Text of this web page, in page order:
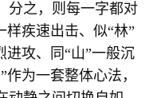
分之，则每一字都对
疾速出击、似“林”
进攻、同“山”一般沉
为一套整体心法，